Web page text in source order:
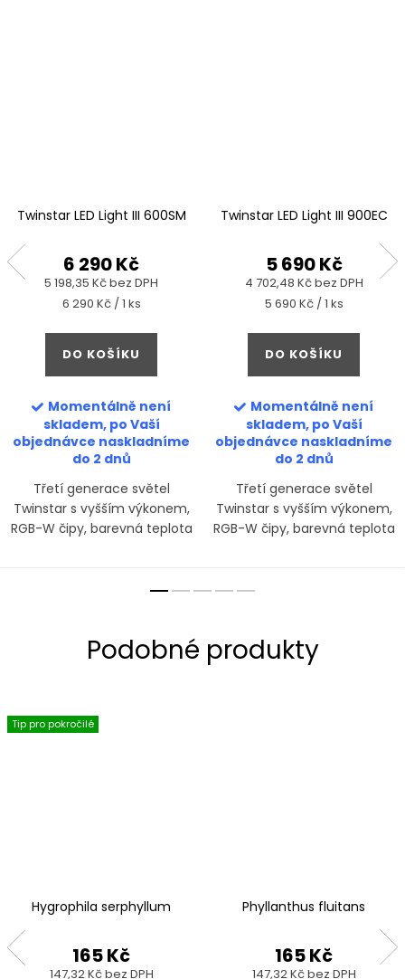
Twinstar LED Light III 600SM
5 198,35 Kč bez DPH
6 290 Kč
Měrná
6 290 Kč / 1 ks
DO KOŠÍKU
Momentálně není
skladem, po Vaší
objednávce naskladníme
do 2 dnů
Třetí generace světel
Twinstar s vyšším výkonem,
RGB-W čipy, barevná teplota
Twinstar LED Light III 900EC
4 702,48 Kč bez DPH
5 690 Kč
Měrná
5 690 Kč / 1 ks
DO KOŠÍKU
Momentálně není
skladem, po Vaší
objednávce naskladníme
do 2 dnů
Třetí generace světel
Twinstar s vyšším výkonem,
RGB-W čipy, barevná teplota
aquascapery, která dodá
Tip pro pokročilé
Hygrophila serphyllum
147,32 Kč bez DPH
165 Kč
Phyllanthus fluitans
147,32 Kč bez DPH
165 Kč